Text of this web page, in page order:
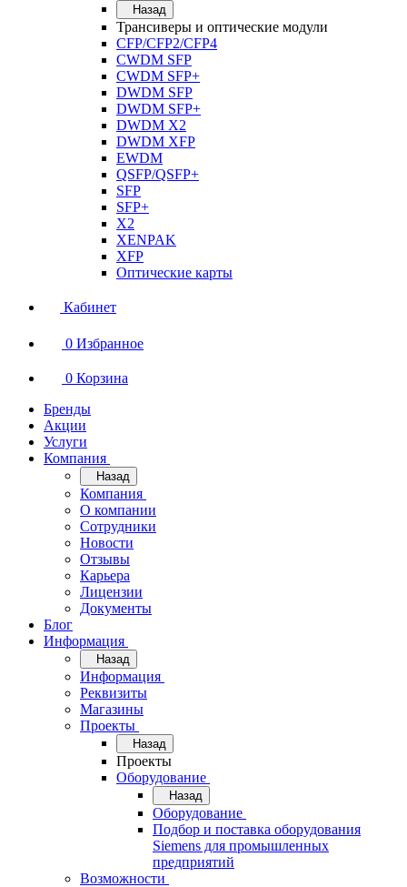
Назад
Трансиверы и оптические модули
CFP/CFP2/CFP4
CWDM SFP
CWDM SFP+
DWDM SFP
DWDM SFP+
DWDM X2
DWDM XFP
EWDM
QSFP/QSFP+
SFP
SFP+
X2
XENPAK
XFP
Оптические карты
Кабинет
0 Избранное
0 Корзина
Бренды
Акции
Услуги
Компания
Назад
Компания
О компании
Сотрудники
Новости
Отзывы
Карьера
Лицензии
Документы
Блог
Информация
Назад
Информация
Реквизиты
Магазины
Проекты
Назад
Проекты
Оборудование
Назад
Оборудование
Подбор и поставка оборудования
Siemens для промышленных
предприятий
Возможности